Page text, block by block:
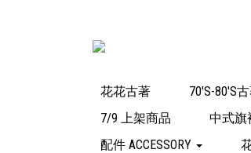
花花古著 70'S-80'S
7/9 上架商品
中式旗
配件 ACCESSORY